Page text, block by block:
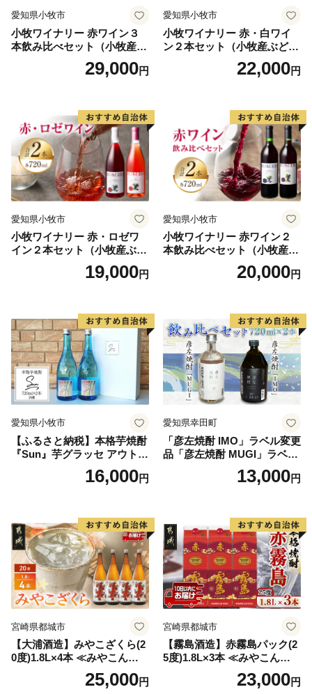
料、病児保育の実施（H29年9月～）、学童保育の実
施、子ども医療費助成は高校卒業までが対象・・・等々
ぜひ一度阿賀町を訪れていただき、阿賀町を堪能してみ
てください。
愛知県小牧市
小牧ワイナリー 赤ワイン３
本飲み比べセット（小牧産ぶ
どう100％使用）29,000円
愛知県小牧市
小牧ワイナリー 赤・白ワイ
ン２本セット（小牧産ぶどう
22,000円
愛知県小牧市
小牧ワイナリー 赤・ロゼワ
イン２本セット（小牧産ぶど
19,000円
愛知県小牧市
小牧ワイナリー 赤ワイン２
本飲み比べセット（小牧産ぶ
どう100％使用）20,000円
愛知県小牧市
【ふるさと納税】本格芋焼酎
『Sun』芋グラッセ アウトド
ア ソロキャンプ ベランピン
グ 巣ごもり 就労支援16,000円
愛知県幸田町
「彦左焼酎 IMO」ラベル変更
品「彦左焼酎 MUGI」ラベル
変更品 飲み比べ セット 合計
2本 720ml×各1本 25度 焼酎
13,000円
宮崎県都城市
【大浦酒造】みやこざくら(2
0度)1.8L×4本 ≪みやこんじょ
特急便≫_AD-077125,000円
宮崎県都城市
【霧島酒造】赤霧島パック(2
5度)1.8L×3本 ≪みやこんじょ
特急便≫_23-07-K03P-1800-3
23,000円